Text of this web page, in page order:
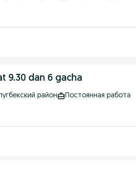
9.30 dan 6 gacha
район
Постоянная работа